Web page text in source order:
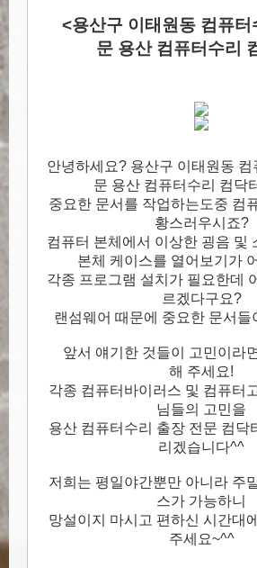
<용산구 이태원동 컴퓨터
문 용산 컴퓨터수리
안녕하세요? 용산구 이태원동 컴
문 용산 컴퓨터수리 컴닥
중요한 문서를 작업하는도중 컴
황스러우시죠?
컴퓨터 본체에서 이상한 굉음 및
본체 케이스를 열어보기가
각종 프로그램 설치가 필요한데
르겠다구요?
랜섬웨어 때문에 중요한 문서들
앞서 얘기한 것들이 고민이라
해 주세요!
각종 컴퓨터바이러스 및 컴퓨터
님들의 고민을
용산 컴퓨터수리 출장 전문 컴닥
리겠습니다^^
저희는 평일야간뿐만 아니라 주
스가 가능하니
망설이지 마시고 편하신 시간대
주세요~^^